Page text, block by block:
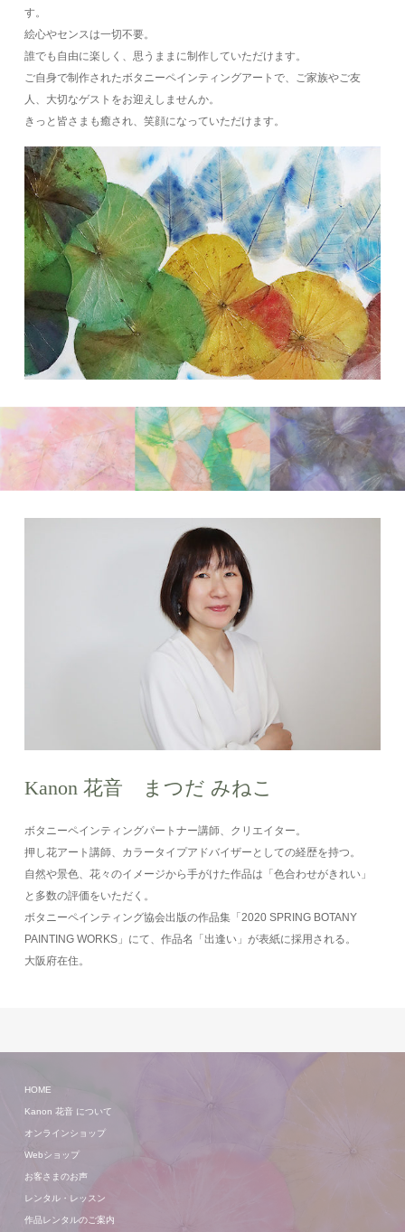
す。
絵心やセンスは一切不要。
誰でも自由に楽しく、思うままに制作していただけます。
ご自身で制作されたボタニーペインティングアートで、ご家族やご友
人、大切なゲストをお迎えしませんか。
きっと皆さまも癒され、笑顔になっていただけます。
Kanon 花音 まつだ みねこ
ボタニーペインティングパートナー講師、クリエイター。
押し花アート講師、カラータイプアドバイザーとしての経歴を持つ。
自然や景色、花々のイメージから手がけた作品は「色合わせがきれい」
と多数の評価をいただく。
ボタニーペインティング協会出版の作品集「2020 SPRING BOTANY
PAINTING WORKS」にて、作品名「出逢い」が表紙に採用される。
大阪府在住。
HOME
Kanon 花音 について
オンラインショップ
Webショップ
お客さまのお声
レンタル・レッスン
作品レンタルのご案内